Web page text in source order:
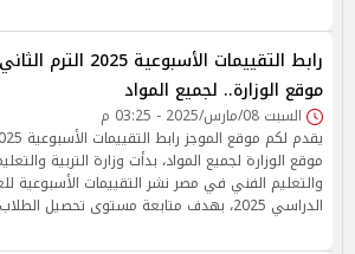
رابط التقييمات الأسبوعية 2025
موقع الوزارة.. لجميع المواد
السبت 08/مارس/2025 - 03:25 م
موقع الوزارة لجميع المواد، بدأت وزارة التربية
والتعليم الفني في مصر نشر التقييمات الأسبوعية
الدراسي 2025، بهدف متابعة مستوى تحصيل الطلاب.